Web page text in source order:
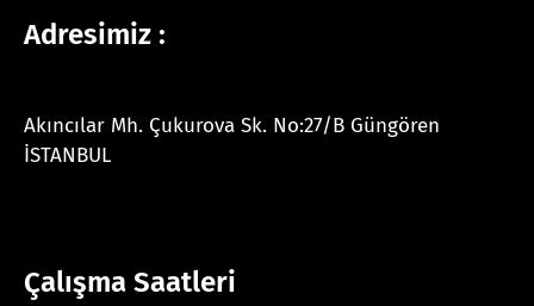
Adresimiz :
Akıncılar Mh. Çukurova Sk. No:27/B Güngören
İSTANBUL
Çalışma Saatleri